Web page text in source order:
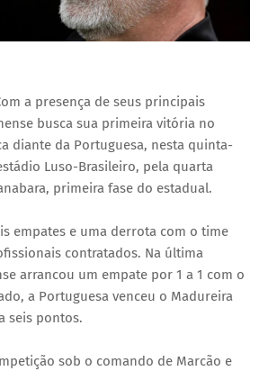
a presença de seus principais
busca sua primeira vitória no
diante da Portuguesa, nesta quinta-
Luso-Brasileiro, pela quarta
primeira fase do estadual.
empates e uma derrota com o time
contratados. Na última
arrancou um empate por 1 a 1 com o
a Portuguesa venceu o Madureira
seis pontos.
sob o comando de Marcão e